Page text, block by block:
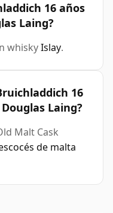
16 años
Laing?
whiskyIslay.
16
Laing?
Malt Cask
de malta